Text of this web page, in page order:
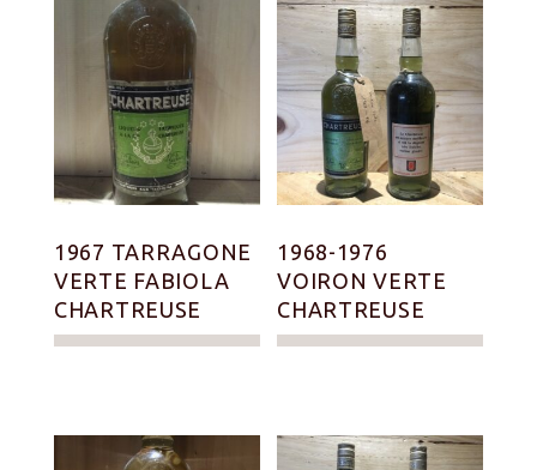
1967 TARRAGONE
VERTE FABIOLA
CHARTREUSE
1968-1976
VOIRON VERTE
CHARTREUSE